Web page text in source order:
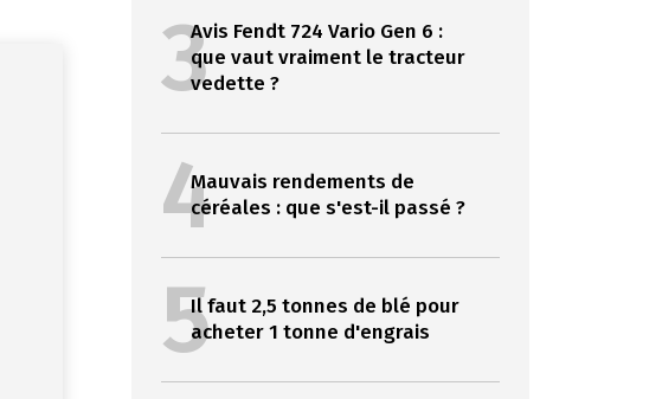
3Avis Fendt 724 Vario Gen 6 :
que vaut vraiment le tracteur
vedette ?
4Mauvais rendements de
céréales : que s'est-il passé ?
5Il faut 2,5 tonnes de blé pour
acheter 1 tonne d'engrais